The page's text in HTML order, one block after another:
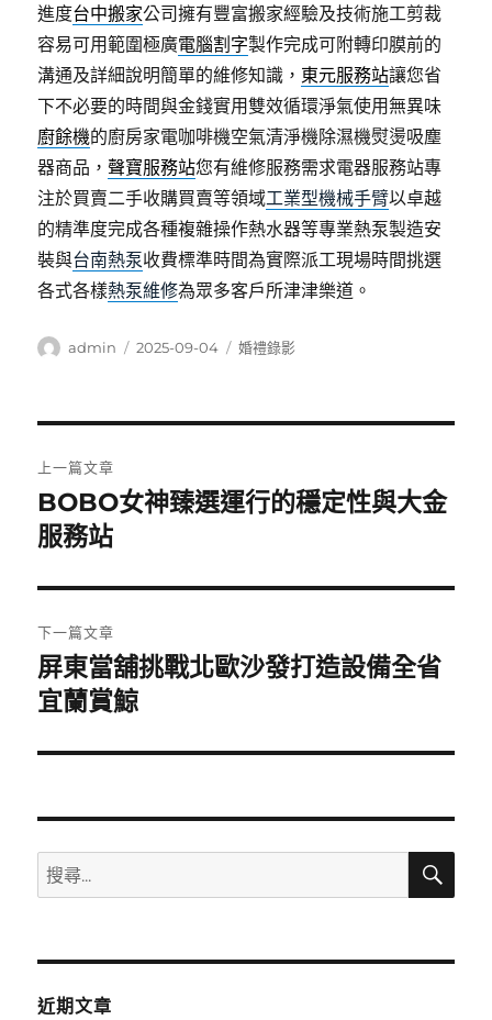
進度台中搬家公司擁有豐富搬家經驗及技術施工剪裁
容易可用範圍極廣電腦割字製作完成可附轉印膜前的
溝通及詳細說明簡單的維修知識， 東元服務站讓您省
下不必要的時間與金錢實用雙效循環淨氣使用無異味
廚餘機的廚房家電咖啡機空氣清淨機除濕機熨燙吸塵
器商品，聲寶服務站您有維修服務需求電器服務站專
注於買賣二手收購買賣等領域工業型機械手臂以卓越
的精準度完成各種複雜操作熱水器等專業熱泵製造安
裝與台南熱泵收費標準時間為實際派工現場時間挑選
各式各樣熱泵維修為眾多客戶所津津樂道。
作
admin
發
2025-09-04
分
婚禮錄影
章
導
覽
上一篇文章
上
一
文
章:
BOBO女神臻選運行的穩定性與大金
服務站
下一篇文章
下
一
文
屏東當舖挑戰北歐沙發打造設備全省
宜蘭賞鯨
搜
尋
鍵
搜
近期文章